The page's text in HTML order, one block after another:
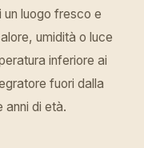
luogo fresco e
umidità o luce
inferiore ai
fuori dalla
anni di età.